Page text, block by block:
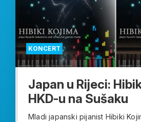
KONCERT
Japan u Rijeci:
HKD-u na Sušaku
Mladi japanski pijanist Hibiki